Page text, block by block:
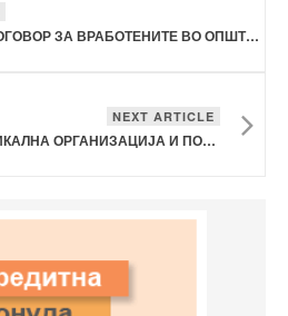
НОВ КОЛЕКТИВЕН ДОГОВОР ЗА ВРАБОТЕНИТЕ ВО ОПШТИНА ТЕТОВО
NEXT ARTICLE
ФОРМИРАНА НОВА СИНДИКАЛНА ОРГАНИЗАЦИЈА И ПОТПИШАН КОЛЕКТИВЕН ДОГОВОР ЗА ВРАБОТЕНИТЕ ВО ОПШТИНА КАРБИНЦИ